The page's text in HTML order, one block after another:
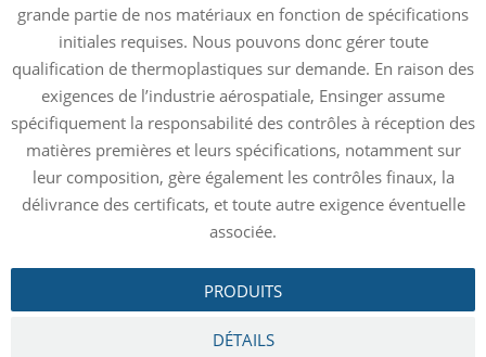
grande partie de nos matériaux en fonction de spécifications
initiales requises. Nous pouvons donc gérer toute
qualification de thermoplastiques sur demande. En raison des
exigences de l’industrie aérospatiale, Ensinger assume
spécifiquement la responsabilité des contrôles à réception des
matières premières et leurs spécifications, notamment sur
leur composition, gère également les contrôles finaux, la
délivrance des certificats, et toute autre exigence éventuelle
associée.
PRODUITS
DÉTAILS